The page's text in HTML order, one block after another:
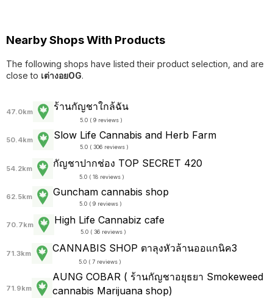
Nearby Shops With Products
The following shops have listed their product selection, and are
close to เต่างอยOG.
47.0km ร้านกัญชาใกล้ฉัน
5.0 ( 9 reviews )
50.4km Slow Life Cannabis and Herb Farm
5.0 ( 306 reviews )
54.2km กัญชาปากช่อง TOP SECRET 420
5.0 ( 18 reviews )
62.5km Guncham cannabis shop
5.0 ( 9 reviews )
70.7km High Life Cannabiz cafe
5.0 ( 36 reviews )
71.3km CANNABIS SHOP ตาลุงหัวล้านออแกนิค3
5.0 ( 7 reviews )
71.9km
AUNG COBAR ( ร้านกัญชาอยุธยา Smokeweed
cannabis Marijuana shop)